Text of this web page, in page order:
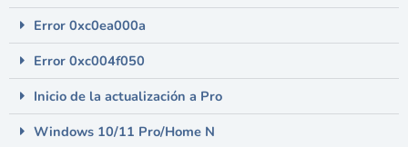
Error 0xc0ea000a
Error 0xc004f050
Inicio de la actualización a Pro
Windows 10/11 Pro/Home N